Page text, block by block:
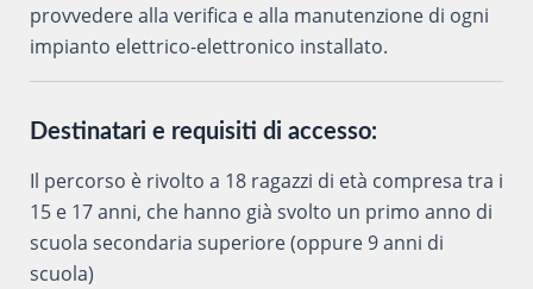
provvedere alla verifica e alla manutenzione di ogni
impianto elettrico-elettronico installato.
Destinatari e requisiti di accesso:
Il percorso è rivolto a 18 ragazzi di età compresa tra i
15 e 17 anni, che hanno già svolto un primo anno di
scuola secondaria superiore (oppure 9 anni di
scuola)